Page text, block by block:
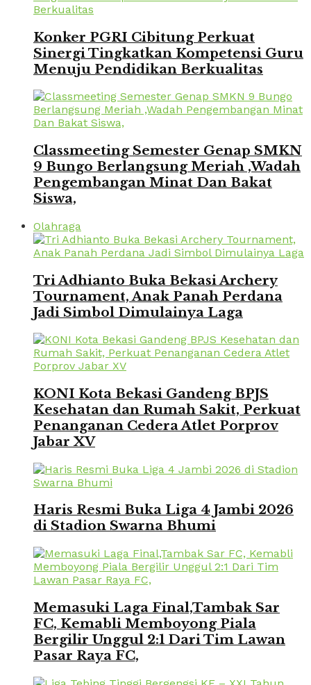
Konker PGRI Cibitung Perkuat
Sinergi Tingkatkan Kompetensi Guru
Menuju Pendidikan Berkualitas
Classmeeting Semester Genap SMKN
9 Bungo Berlangsung Meriah ,Wadah
Pengembangan Minat Dan Bakat
Siswa,
Olahraga
Tri Adhianto Buka Bekasi Archery
Tournament, Anak Panah Perdana
Jadi Simbol Dimulainya Laga
KONI Kota Bekasi Gandeng BPJS
Kesehatan dan Rumah Sakit, Perkuat
Penanganan Cedera Atlet Porprov
Jabar XV
Haris Resmi Buka Liga 4 Jambi 2026
di Stadion Swarna Bhumi
Memasuki Laga Final,Tambak Sar
FC, Kemabli Memboyong Piala
Bergilir Unggul 2:1 Dari Tim Lawan
Pasar Raya FC,